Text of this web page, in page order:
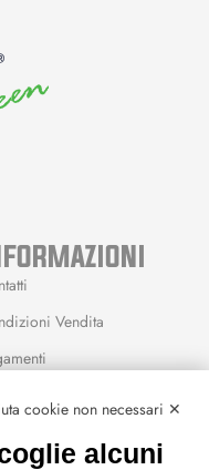
Vendita
cookie non necessari ✕
alcuni